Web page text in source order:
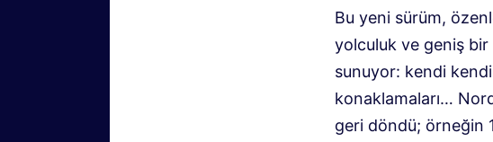
Bu yeni sürüm,
yolculuk ve geniş
sunuyor: kendi
konaklamaları…
geri döndü; örneğin